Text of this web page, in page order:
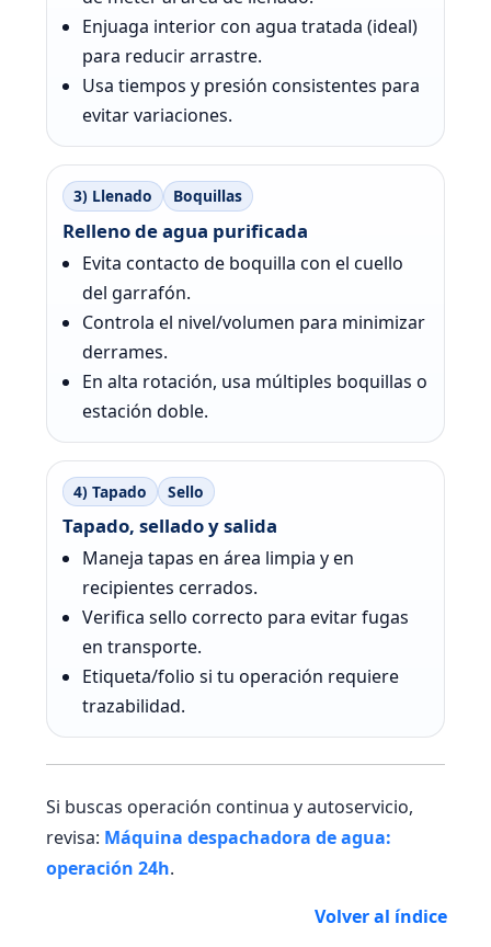
Enjuaga interior con agua tratada (ideal)
para reducir arrastre.
Usa tiempos y presión consistentes para
evitar variaciones.
3) Llenado Boquillas
Relleno de agua purificada
Evita contacto de boquilla con el cuello
del garrafón.
Controla el nivel/volumen para minimizar
derrames.
En alta rotación, usa múltiples boquillas o
estación doble.
4) Tapado Sello
Tapado, sellado y salida
Maneja tapas en área limpia y en
recipientes cerrados.
Verifica sello correcto para evitar fugas
en transporte.
Etiqueta/folio si tu operación requiere
trazabilidad.
Si buscas operación continua y autoservicio,
revisa: Máquina despachadora de agua:
operación 24h.
Volver al índice